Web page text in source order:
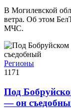
В Могилевской
ветра. Об этом
МЧС.
Регионы
1171
Под
— он